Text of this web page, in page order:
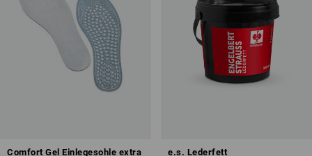
Comfort Gel Einlegesohle extra e.s. Lederfett